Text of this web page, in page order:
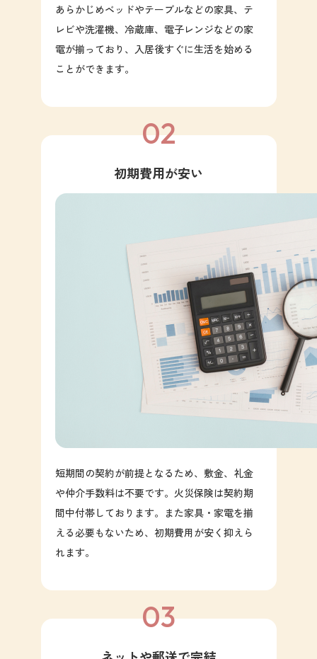
あらかじめベッドやテーブルなどの家具、テ
レビや洗濯機、冷蔵庫、電子レンジなどの家
電が揃っており、入居後すぐに生活を始める
ことができます。
02
初期費用が安い
短期間の契約が前提となるため、敷金、礼金
や仲介手数料は不要です。火災保険は契約期
間中付帯しております。また家具・家電を揃
える必要もないため、初期費用が安く抑えら
れます。
03